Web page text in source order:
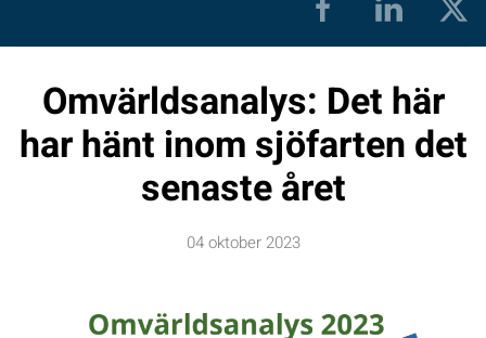
Omvärldsanalys: Det här
har hänt inom sjöfarten det
senaste året
04 oktober 2023